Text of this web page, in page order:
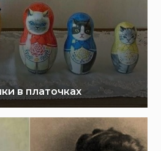
в платочках